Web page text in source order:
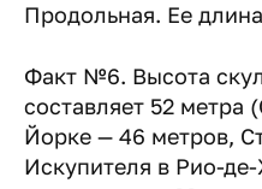
Продольная. Ее
Факт №6. Высота
составляет 52
Йорке — 46 метров,
Искупителя в Рио-